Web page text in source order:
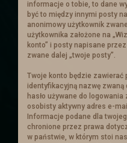
Przebudowe
nowa i
Ogłoszenia
z ekranem
skaluje się tyle
aby je czytać w
sie da ale z
informacje o tobie, to dane
być to między innymi posty
anonimowy użytkownik
użytkownika założone na
konto” i posty napisane
zwane dalej „twoje posty”.
Twoje konto będzie zawierać
identyfikacyjną nazwę zwaną
hasło używane do logowania
osobisty aktywny adres e-
Informacje podane dla
chronione przez prawa
w państwie, w którym stoi